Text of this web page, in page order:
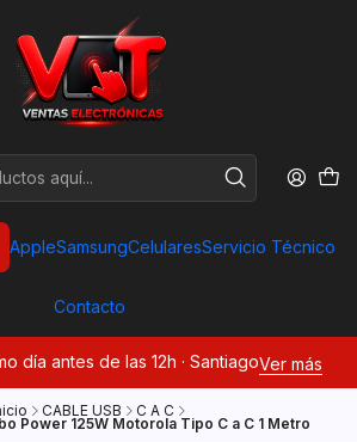
AppleSamsungCelularesServicio Técnico
Contacto
día antes de las 12h · SantiagoVer más
CABLE USB C A C
Power 125W Motorola Tipo C a C 1 Metro